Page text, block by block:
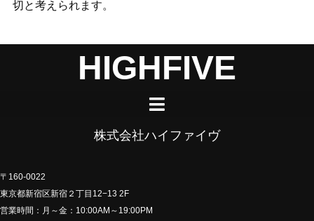
切と考えられます。
HIGHFIVE
株式会社ハイファイヴ
〒160-0022
東京都新宿区新宿２丁目12−13 2F
営業時間：月～金：10:00AM～19:00PM